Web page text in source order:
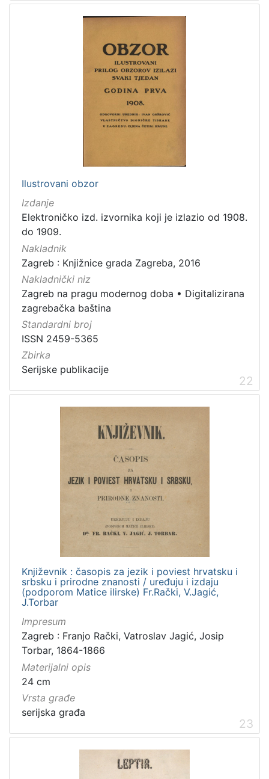
Ilustrovani obzor
Izdanje
Elektroničko izd. izvornika koji je izlazio od 1908.
do 1909.
Nakladnik
Zagreb : Knjižnice grada Zagreba, 2016
Nakladnički niz
Zagreb na pragu modernog doba • Digitalizirana
zagrebačka baština
Standardni broj
ISSN 2459-5365
Zbirka
Serijske publikacije
22
Književnik : časopis za jezik i poviest hrvatsku i
srbsku i prirodne znanosti / uređuju i izdaju
(podporom Matice ilirske) Fr.Rački, V.Jagić,
J.Torbar
Impresum
Zagreb : Franjo Rački, Vatroslav Jagić, Josip
Torbar, 1864-1866
Materijalni opis
24 cm
Vrsta građe
serijska građa
23